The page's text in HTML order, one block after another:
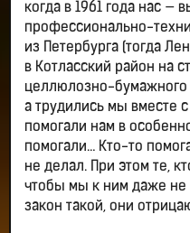
когда в 1961 года нас —
профессионально-
из Петербурга (тогда
в Котласский район на
целлюлозно-бумажного
а трудились мы вместе
помогали нам в
помогали… Кто-то
не делал. При этом те,
чтобы мы к ним даже не
закон такой, они